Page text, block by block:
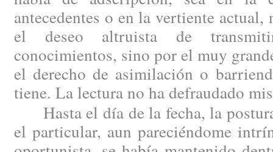
antecedentes o en la vertiente
el deseo altruista de
conocimientos, sino por el muy
el derecho de asimilación o
tiene. La lectura no ha defraudado
Hasta el día de la fecha, la
el particular, aun pareciéndome